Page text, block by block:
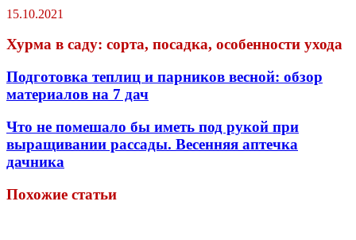
15.10.2021
Хурма в саду: сорта, посадка, особенности ухода
Подготовка теплиц и парников весной: обзор
материалов на 7 дач
Что не помешало бы иметь под рукой при
выращивании рассады. Весенняя аптечка
дачника
Похожие статьи